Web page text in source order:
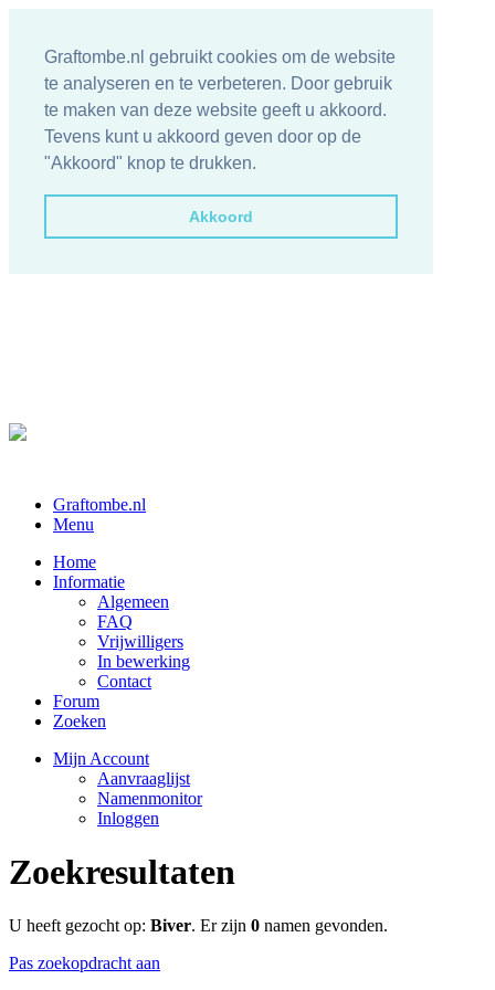
Graftombe.nl gebruikt cookies om de website
te analyseren en te verbeteren. Door gebruik
te maken van deze website geeft u akkoord.
Tevens kunt u akkoord geven door op de
"Akkoord" knop te drukken.
Akkoord
Graftombe.nl
Menu
Home
Informatie
Algemeen
FAQ
Vrijwilligers
In bewerking
Contact
Forum
Zoeken
Mijn Account
Aanvraaglijst
Namenmonitor
Inloggen
Zoekresultaten
U heeft gezocht op: Biver. Er zijn 0 namen gevonden.
Pas zoekopdracht aan